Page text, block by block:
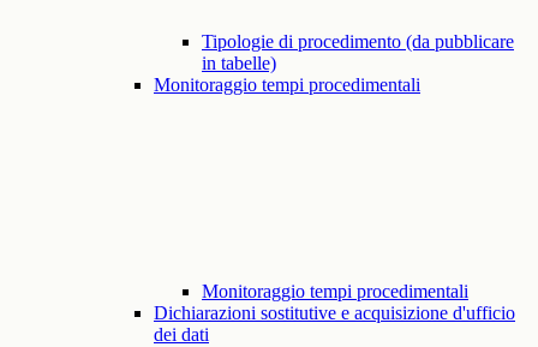
Tipologie di procedimento (da pubblicare
in tabelle)
Monitoraggio tempi procedimentali
Monitoraggio tempi procedimentali
Dichiarazioni sostitutive e acquisizione d'ufficio
dei dati